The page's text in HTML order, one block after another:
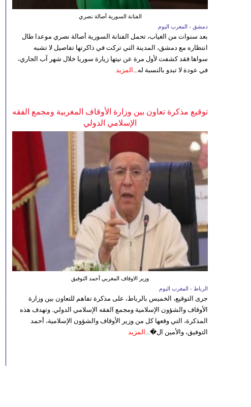
الفنانة السورية أصالة نصري
دمشق - المغرب اليوم
بعد سنوات من الغياب، تحمل الفنانة السورية أصالة نصري موعدا طال
انتظاره مع دمشق، المدينة التي تركت في ذاكرتها تفاصيل لا تشبه
سواها.فقد كشفت لأول مرة عن نيتها زيارة سوريا خلال شهر آب الجاري،
في عودة لا تبدو بالنسبة له... المزيد
توقيع مذكرة تعاون بين وزارة الأوقاف المغربية ومجمع الفقه
الإسلامي الدولي
وزير الاوقاف المغربي أحمد التوفيق
الرباط - المغرب اليوم
جرى التوقيع، الخميس بالرباط، على مذكرة تفاهم للتعاون بين وزارة
الأوقاف والشؤون الإسلامية ومجمع الفقه الإسلامي الدولي. وتهدف هذه
المذكرة، التي وقعها كل من وزير الأوقاف والشؤون الإسلامية، أحمد
التوفيق، والأمين ال�... المزيد